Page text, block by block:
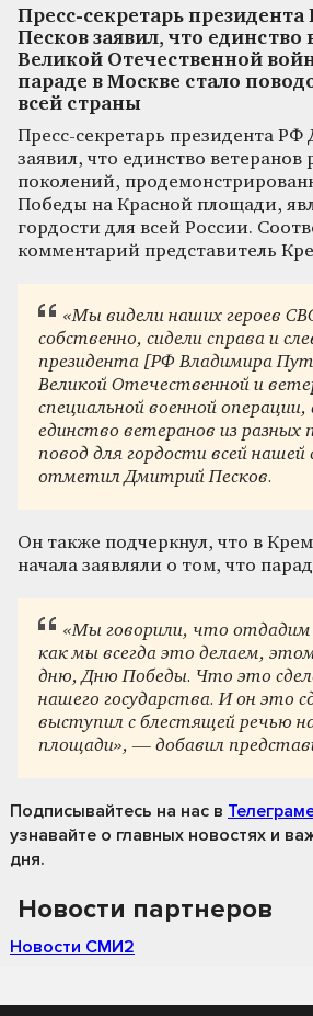
Пресс-секретарь
Песков заявил, что единство
Великой Отечественной
параде в Москве стало
всей страны
Пресс-секретарь президента
заявил, что единство ветеранов
поколений,
Победы на Красной площади,
гордости для всей России.
комментарий представитель
«Мы видели наших героев
собственно, сидели справа и
президента [РФ Владимира
Великой Отечественной и
специальной военной
единство ветеранов из разных
повод для гордости всей
отметил Дмитрий Песков.
Он также подчеркнул, что в
начала заявляли о том, что
«Мы говорили, что
как мы всегда это делаем,
дню, Дню Победы. Что это
нашего государства. И он это
выступил с блестящей речью
площади», — добавил
Подписывайтесь на нас в
узнавайте о главных новостях и
дня.
Новости партнеров
Новости СМИ2